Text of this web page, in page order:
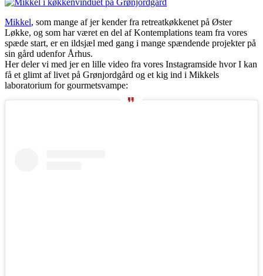
Mikkel, som mange af jer kender fra retreatkøkkenet på Øster
Løkke, og som har været en del af Kontemplations team fra vores
spæde start, er en ildsjæl med gang i mange spændende projekter på
sin gård udenfor Århus.
Her deler vi med jer en lille video fra vores Instagramside hvor I kan
få et glimt af livet på Grønjordgård og et kig ind i Mikkels
laboratorium for gourmetsvampe: